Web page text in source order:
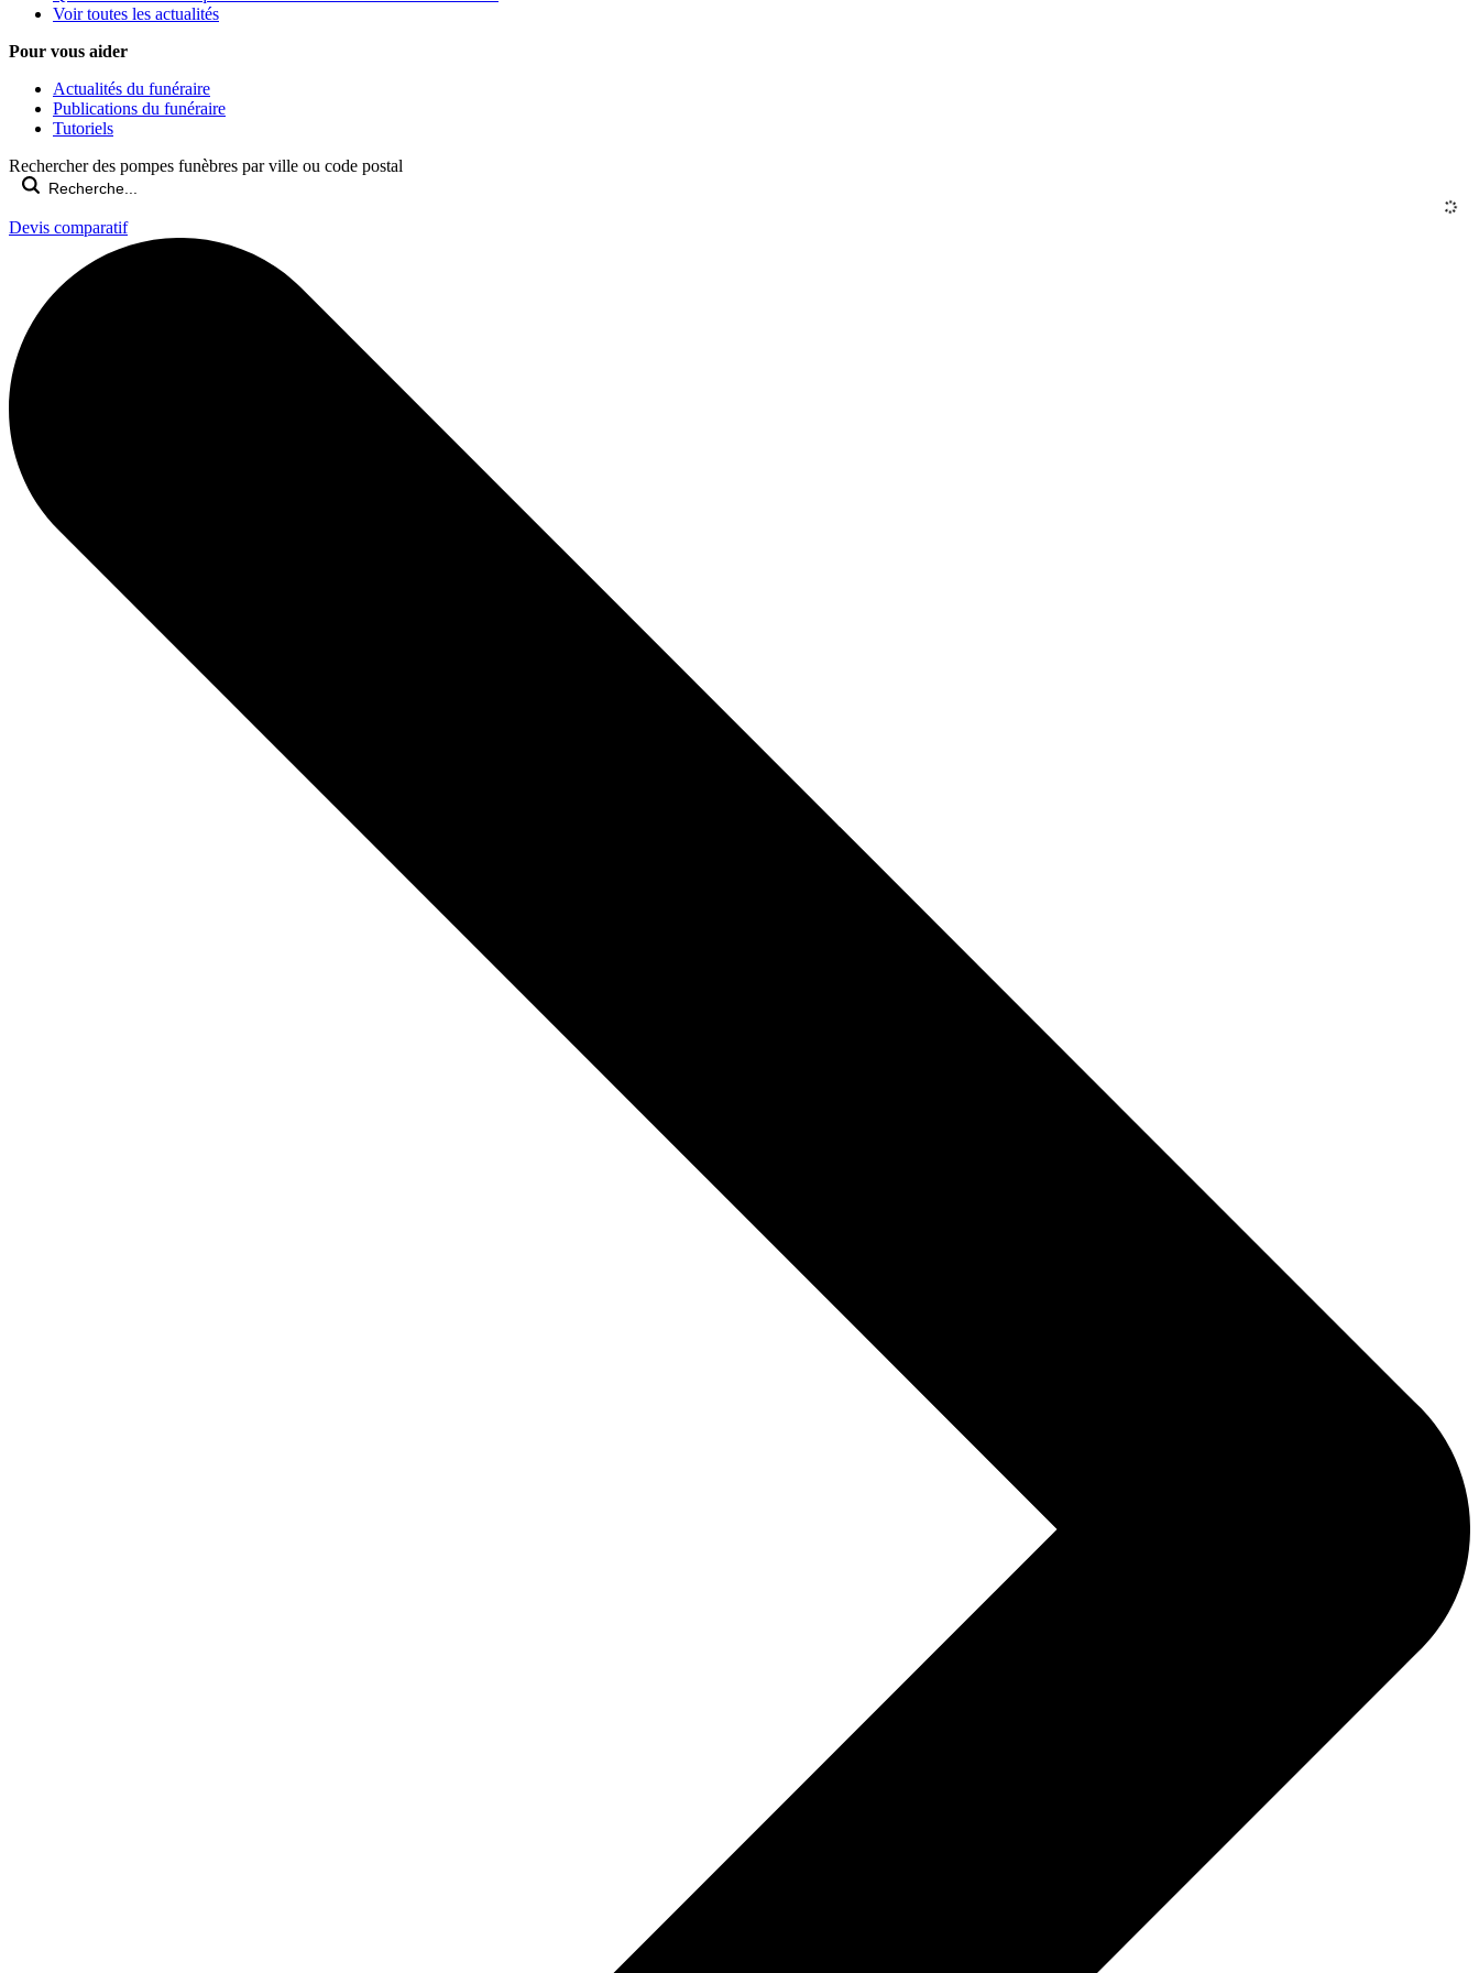
Voir toutes les actualités
Pour vous aider
Actualités du funéraire
Publications du funéraire
Tutoriels
Rechercher des pompes funèbres par ville ou code postal
Devis comparatif